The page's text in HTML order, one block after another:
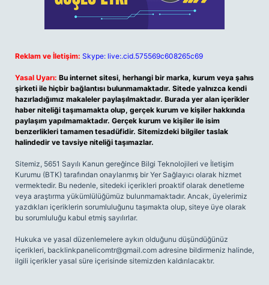
Reklam ve İletişim: Skype: live:.cid.575569c608265c69
Yasal Uyarı: Bu internet sitesi, herhangi bir marka, kurum veya şahıs
şirketi ile hiçbir bağlantısı bulunmamaktadır. Sitede yalnızca kendi
hazırladığımız makaleler paylaşılmaktadır. Burada yer alan içerikler
haber niteliği taşımamakta olup, gerçek kurum ve kişiler hakkında
paylaşım yapılmamaktadır. Gerçek kurum ve kişiler ile isim
benzerlikleri tamamen tesadüfidir. Sitemizdeki bilgiler taslak
halindedir ve tavsiye niteliği taşımazlar.
Sitemiz, 5651 Sayılı Kanun gereğince Bilgi Teknolojileri ve İletişim
Kurumu (BTK) tarafından onaylanmış bir Yer Sağlayıcı olarak hizmet
vermektedir. Bu nedenle, sitedeki içerikleri proaktif olarak denetleme
veya araştırma yükümlülüğümüz bulunmamaktadır. Ancak, üyelerimiz
yazdıkları içeriklerin sorumluluğunu taşımakta olup, siteye üye olarak
bu sorumluluğu kabul etmiş sayılırlar.
Hukuka ve yasal düzenlemelere aykırı olduğunu düşündüğünüz
içerikleri, backlinkpanelicomtr@gmail.com adresine bildirmeniz halinde,
ilgili içerikler yasal süre içerisinde sitemizden kaldırılacaktır.